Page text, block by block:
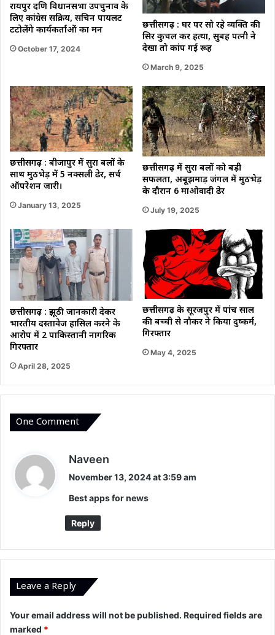
रायपुर दक्षिण विधानसभा उपचुनाव के
लिए कांग्रेस सक्रिय, सचिन पायलट
टटोलेंगे कार्यकर्ताओं का मन
October 17, 2024
छत्तीसगढ़ : घर पर सो रहे व्यक्ति की
सिर कुचल कर हत्या, सुबह पत्नी ने
देखा तो कांप गई रूह
March 9, 2025
छत्तीसगढ़ : बीजापुर में सुरक्षा बलों के
साथ मुठभेड़ में 5 नक्सली ढेर, सर्च
ऑपरेशन जारी।
January 13, 2025
छत्तीसगढ़ में सुरक्षा बलों को बड़ी
सफलता, अबूझमाड़ जंगल में मुठभेड़
के दौरान 6 माओवादी ढेर
July 19, 2025
छत्तीसगढ़ : झूठी जानकारी देकर
भारतीय दस्तावेज हासिल करने के
आरोप में 2 पाकिस्तानी नागरिक
गिरफ्तार
April 28, 2025
छत्तीसगढ़ के सूरजपुर में पांच साल
की बच्ची से नौकर ने किया दुष्कर्म,
गिरफ्तार
May 4, 2025
One Comment
Naveen
s
November 13, 2024 at 3:59 am
Best apps for news
Reply
Leave a Reply
Your email address will not be published. Required fields are
marked *